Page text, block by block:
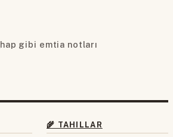
hap gibi emtia notları
🌾 TAHILLAR